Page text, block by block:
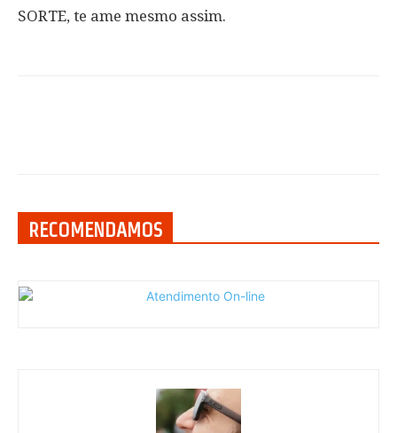
SORTE, te ame mesmo assim.
RECOMENDAMOS